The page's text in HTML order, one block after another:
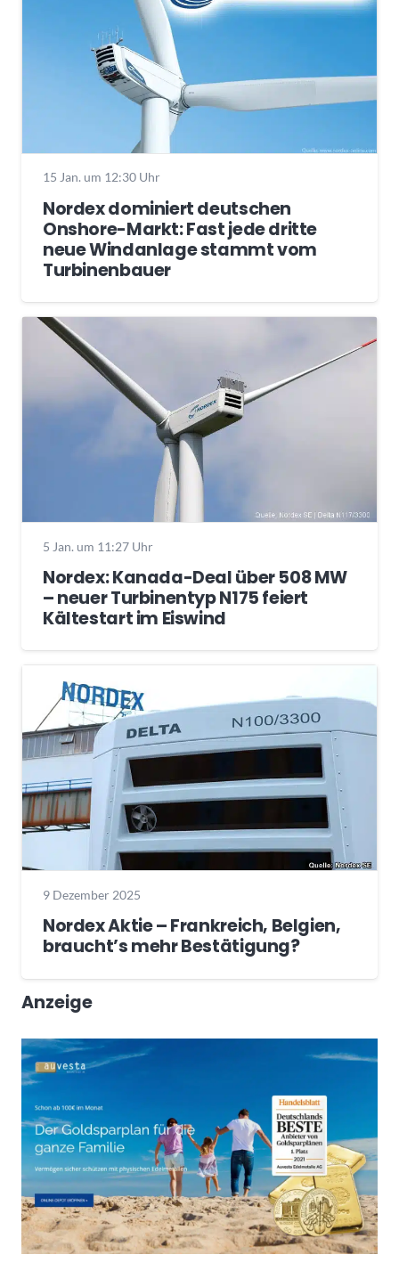
15 Jan. um 12:30 Uhr
Nordex dominiert deutschen
Onshore-Markt: Fast jede dritte
neue Windanlage stammt vom
Turbinenbauer
5 Jan. um 11:27 Uhr
Nordex: Kanada-Deal über 508 MW
– neuer Turbinentyp N175 feiert
Kältestart im Eiswind
9 Dezember 2025
Nordex Aktie – Frankreich, Belgien,
braucht’s mehr Bestätigung?
Anzeige